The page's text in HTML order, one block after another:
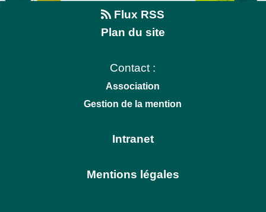
Flux RSS
Plan du site
Contact :
Association
Gestion de la mention
Intranet
Mentions légales